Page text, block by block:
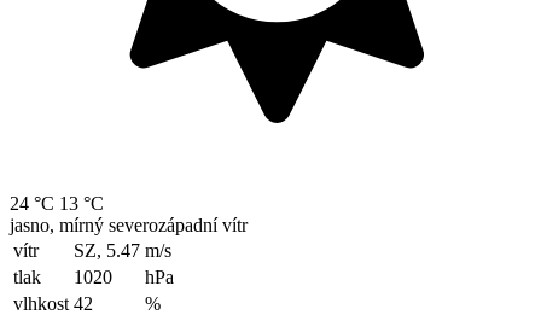
24 °C 13 °C
jasno, mírný severozápadní vítr
vítr
SZ, 5.47 m/s
tlak
1020
hPa
vlhkost 42 %